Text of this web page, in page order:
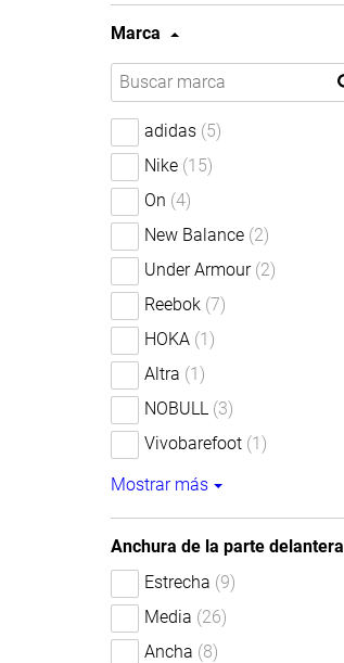
Marca
adidas (5)
Nike (15)
On (4)
New Balance (2)
Under Armour (2)
Reebok (7)
HOKA (1)
Altra (1)
NOBULL (3)
Vivobarefoot (1)
Mostrar más
Anchura de la parte delantera
Estrecha (9)
Media (26)
Ancha (8)